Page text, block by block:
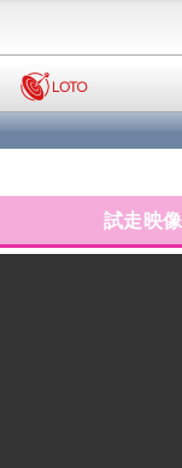
試走映像